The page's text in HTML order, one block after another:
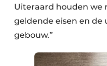
Uiteraard houden we
geldende eisen en de
gebouw.”